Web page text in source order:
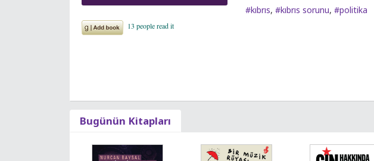
#kıbrıs, #kıbrıs sorunu, #politika
Bugünün Kitapları